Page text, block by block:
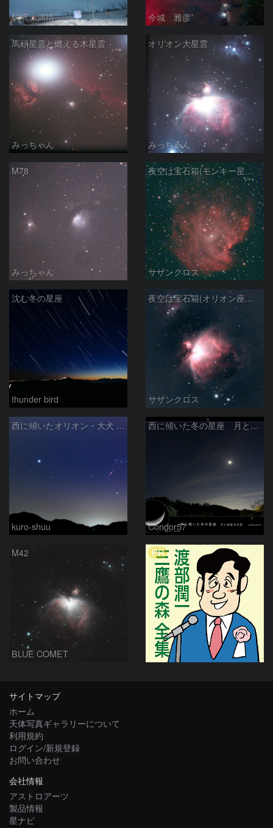
駒沢 満晴 今城 雅彦
馬頭星雲と燃える木星雲
みっちゃん
オリオン大星雲
みっちゃん
M78
みっちゃん
夜空は宝石箱(モンキー星雲 NGC2174) Seestar50
サザンクロス
沈む冬の星座
thunder bird
夜空は宝石箱(オリオン座大星雲 M42) Seestar50
サザンクロス
西に傾いたオリオン・大犬 (2026/04/21)
kuro-shuu
西に傾いた冬の星座 月と金星＆木星
Condor57
M42
BLUE COMET
PR
サイトマップ
ホーム
天体写真ギャラリーについて
利用規約
ログイン/新規登録
お問い合わせ
会社情報
アストロアーツ
製品情報
星ナビ